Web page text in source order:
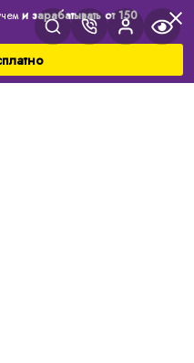
и зарабатывать от 150